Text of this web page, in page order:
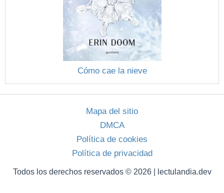
Cómo cae la nieve
Mapa del sitio
DMCA
Política de cookies
Política de privacidad
Todos los derechos reservados © 2026 | lectulandia.dev